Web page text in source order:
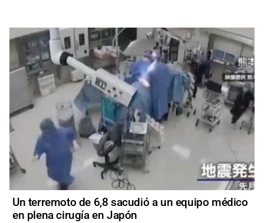
Un terremoto de 6,8 sacudió a un equipo médico
en plena cirugía en Japón